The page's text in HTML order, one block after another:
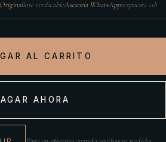
lote verificableAsesoría WhatsApprespuesta <1h
AL CARRITO
AHORA